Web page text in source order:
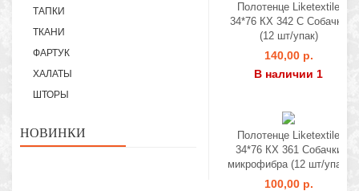
ТАПКИ
ТКАНИ
ФАРТУК
ХАЛАТЫ
ШТОРЫ
НОВИНКИ
Полотенце Liketextile
34*76 КХ 342 С Собачки
(12 шт/упак)
140,00 р.
В наличии 1
Полотенце Liketextile
34*76 КХ 361 Собачки
микрофибра (12 шт/упак)
100,00 р.